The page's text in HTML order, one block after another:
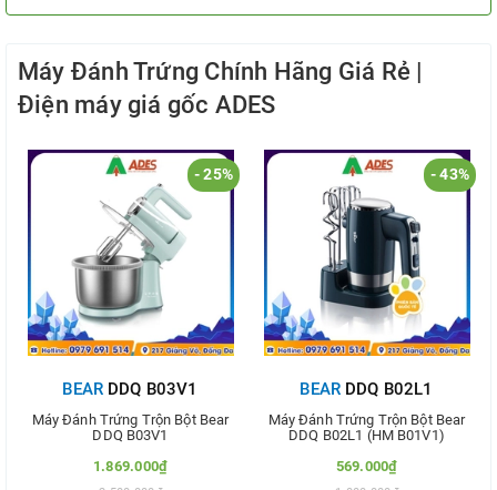
Máy Đánh Trứng Chính Hãng Giá Rẻ |
Điện máy giá gốc ADES
- 25%
BEAR DDQ B03V1
Máy Đánh Trứng Trộn Bột Bear
DDQ B03V1
1.869.000₫
- 43%
BEAR DDQ B02L1
Máy Đánh Trứng Trộn Bột Bear
DDQ B02L1 (HM B01V1)
569.000₫